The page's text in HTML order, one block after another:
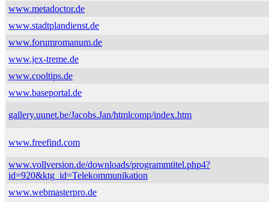
www.metadoctor.de
www.stadtplandienst.de
www.forumromanum.de
www.jex-treme.de
www.cooltips.de
www.baseportal.de
gallery.uunet.be/Jacobs.Jan/htmlcomp/index.htm
www.freefind.com
www.vollversion.de/downloads/programmtitel.php4?
id=920&ktg_id=Telekommunikation
www.webmasterpro.de